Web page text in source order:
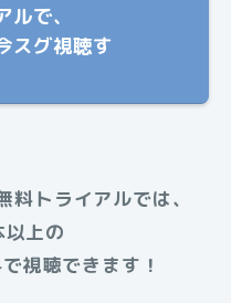
で、
スグ視聴す
トライアルでは、
上の
視聴できます！